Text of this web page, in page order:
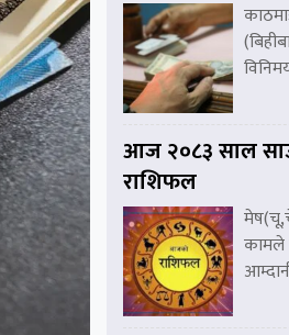
आज २०८३ साल
राशिफल
कामले